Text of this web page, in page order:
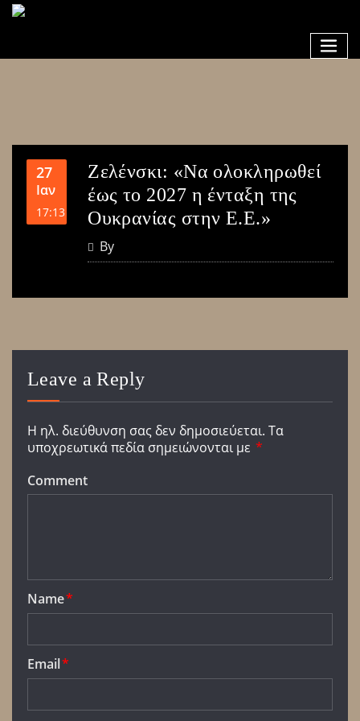
27
Ιαν
17:13
Ζελένσκι: «Να ολοκληρωθεί
έως το 2027 η ένταξη της
Ουκρανίας στην Ε.Ε.»
By
Leave a Reply
Η ηλ. διεύθυνση σας δεν δημοσιεύεται. Τα
υποχρεωτικά πεδία σημειώνονται με *
Comment
Name*
Email*